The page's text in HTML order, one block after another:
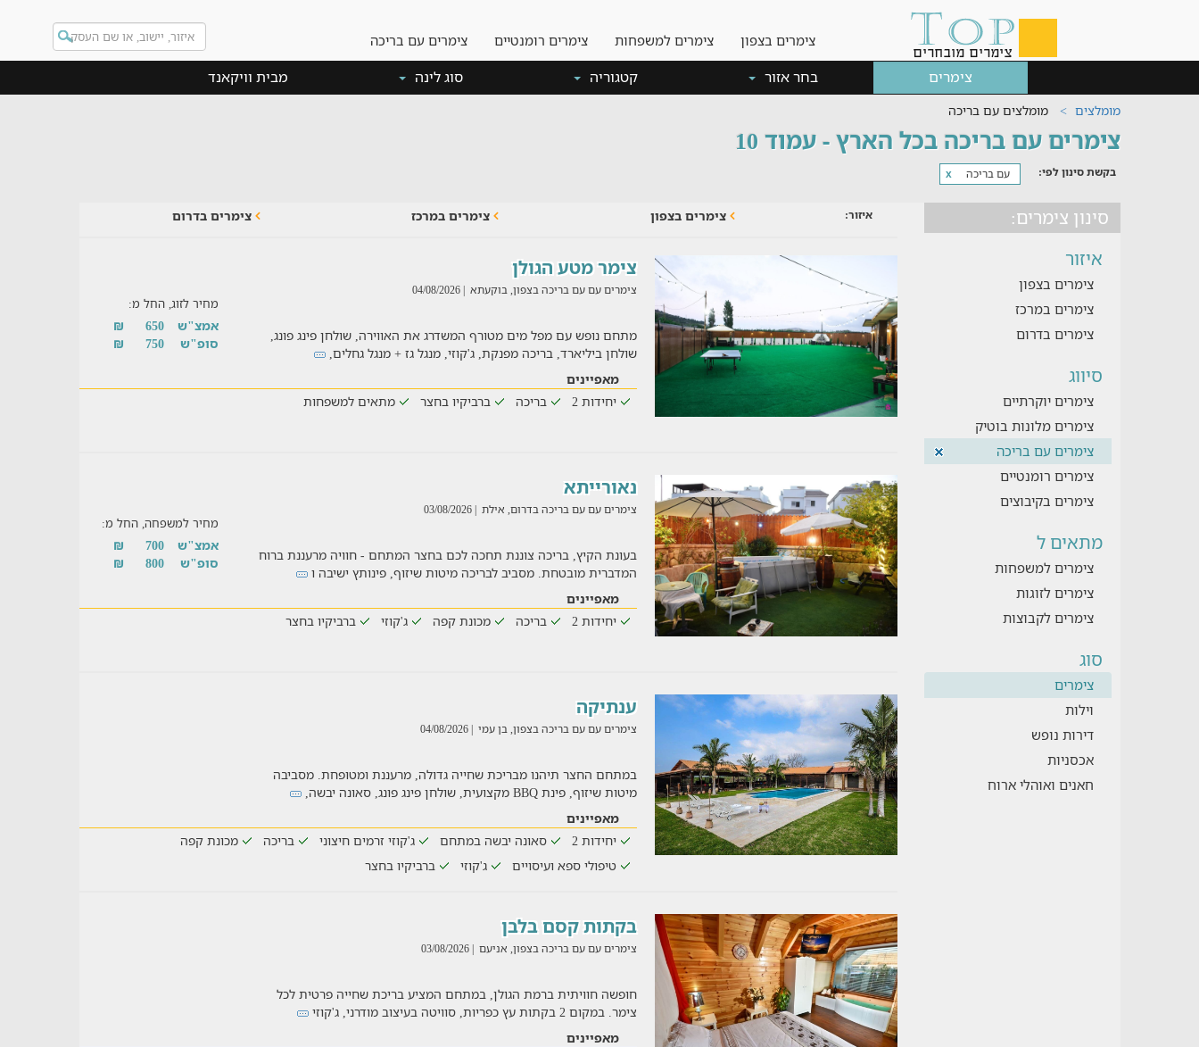
צימרים בצפון צימרים למשפחות צימרים רומנטיים צימרים עם בריכה
צימרים בחר אזור קטגוריה סוג לינה מבית וויקאנד
מומלצים מומלצים עם בריכה
צימרים עם בריכה בכל הארץ - עמוד 10
בקשת סינון לפי: x עם בריכה
סינון צימרים:
איזור
צימרים בצפון
צימרים במרכז
צימרים בדרום
סיווג
צימרים יוקרתיים
צימרים מלונות בוטיק
צימרים עם בריכה
צימרים רומנטיים
צימרים בקיבוצים
מתאים ל
צימרים למשפחות
צימרים לזוגות
צימרים לקבוצות
סוג
צימרים
וילות
דירות נופש
אכסניות
חאנים ואוהלי ארוח
איזור: צימרים בצפון צימרים במרכז צימרים בדרום
צימר מטע הגולן
צימרים עם עם בריכה בצפון, בוקעתא | 04/08/2026
מתחם נופש עם מפל מים מטורף המשדרג את האווירה, שולחן פינג פונג,
שולחן ביליארד, בריכה מפנקת, ג'קוזי, מנגל גז + מנגל גחלים,
מחיר לזוג, החל מ:
אמצ"ש 650
₪
סופ"ש
750
₪
מאפיינים
יחידות 2
בריכה ברביקיו בחצר מתאים למשפחות
נאורייתא
צימרים עם עם בריכה בדרום, אילת | 03/08/2026
בעונת הקיץ, בריכה צוננת תחכה לכם בחצר המתחם - חוויה מרעננת ברוח
המדברית מובטחת. מסביב לבריכה מיטות שיזוף, פינותץ ישיבה ו
מחיר למשפחה, החל מ:
אמצ"ש 700
₪
סופ"ש
800
₪
מאפיינים
יחידות 2
בריכה מכונת קפה ג'קוזי ברביקיו בחצר
ענתיקה
צימרים עם עם בריכה בצפון, בן עמי | 04/08/2026
במתחם החצר תיהנו מבריכת שחייה גדולה, מרעננת ומטופחת. מסביבה
מיטות שיזוף, פינת BBQ מקצועית, שולחן פינג פונג, סאונה יבשה,
מאפיינים
יחידות 2
סאונה יבשה במתחם ג'קוזי זרמים חיצוני בריכה
מכונת קפה
טיפולי ספא ועיסויים
ג'קוזי ברביקיו בחצר
בקתות קסם בלבן
צימרים עם עם בריכה בצפון, אניעם | 03/08/2026
חופשה חוויתית ברמת הגולן, במתחם המציע בריכת שחייה פרטית לכל
צימר. במקום 2 בקתות עץ כפריות, סוויטה בעיצוב מודרני, ג'קוזי
מאפיינים